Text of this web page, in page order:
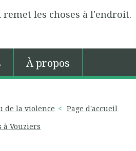
les choses à l'endroit.
À propos
de la violence
Page d'accueil
à Vouziers